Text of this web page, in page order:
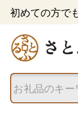
初めての方で